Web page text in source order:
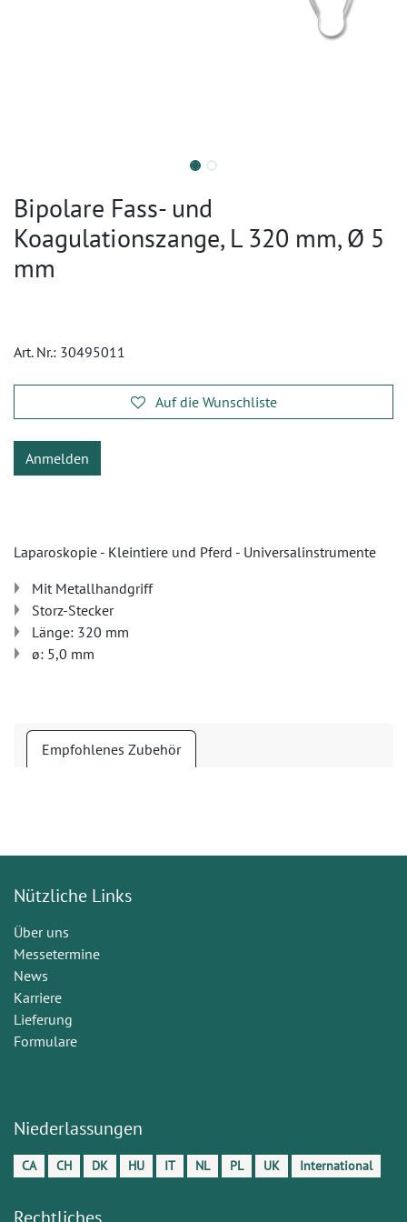
Bipolare Fass- und
Koagulationszange, L 320 mm, Ø 5
mm
Art. Nr.: 30495011
Auf die Wunschliste
Anmelden
Laparoskopie - Kleintiere und Pferd - Universalinstrumente
Mit Metallhandgriff
Storz-Stecker
Länge: 320 mm
ø: 5,0 mm
Empfohlenes Zubehör
Nützliche Links
Über uns
Messetermine
News
Karriere
Lieferung
Formulare
Niederlassungen
CA CH DK HU IT NL PL UK International